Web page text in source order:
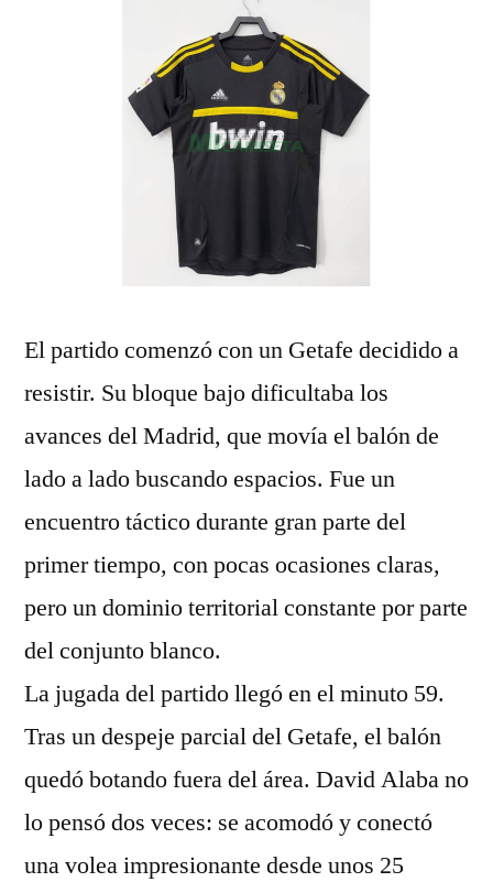
El partido comenzó con un Getafe decidido a
resistir. Su bloque bajo dificultaba los
avances del Madrid, que movía el balón de
lado a lado buscando espacios. Fue un
encuentro táctico durante gran parte del
primer tiempo, con pocas ocasiones claras,
pero un dominio territorial constante por parte
del conjunto blanco.
La jugada del partido llegó en el minuto 59.
Tras un despeje parcial del Getafe, el balón
quedó botando fuera del área. David Alaba no
lo pensó dos veces: se acomodó y conectó
una volea impresionante desde unos 25